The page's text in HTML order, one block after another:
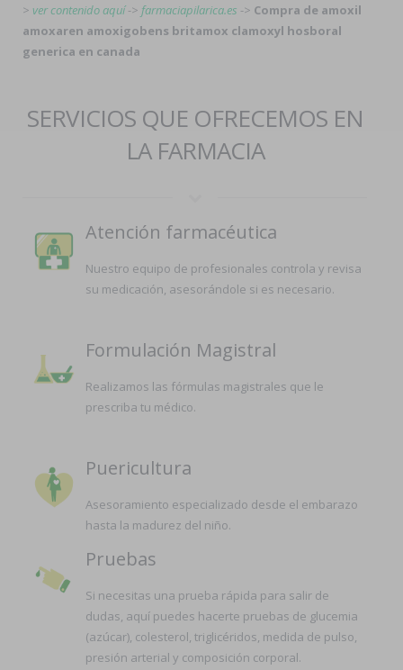
> ver contenido aquí-> farmaciapilarica.es -> Compra de amoxil
amoxaren amoxigobens britamox clamoxyl hosboral
generica en canada
SERVICIOS QUE OFRECEMOS EN
LA FARMACIA
Atención farmacéutica
Nuestro equipo de profesionales controla y revisa
su medicación, asesorándole si es necesario.
Formulación Magistral
Realizamos las fórmulas magistrales que le
prescriba tu médico.
Puericultura
Asesoramiento especializado desde el embarazo
hasta la madurez del niño.
Pruebas
Si necesitas una prueba rápida para salir de
dudas, aquí puedes hacerte pruebas de glucemia
(azúcar), colesterol, triglicéridos, medida de pulso,
presión arterial y composición corporal.